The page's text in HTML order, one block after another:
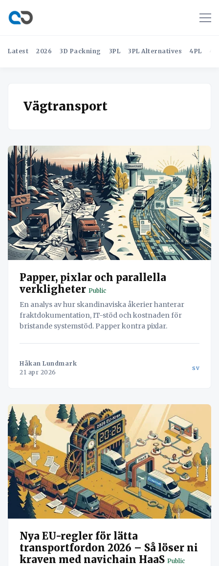
Latest 2026 3D Packning 3PL 3PL Alternatives 4PL
Vägtransport
Papper, pixlar och parallella
verkligheter Public
En analys av hur skandinaviska åkerier hanterar
fraktdokumentation, IT-stöd och kostnaden för
bristande systemstöd. Papper kontra pixlar.
Håkan Lundmark
21 apr 2026
sv
Nya EU-regler för lätta
transportfordon 2026 – Så löser ni
kraven med navichain HaaS Public